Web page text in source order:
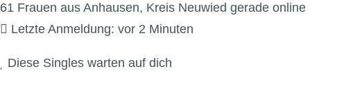
61 Frauen aus Anhausen, Kreis Neuwied gerade online
Letzte Anmeldung: vor 2 Minuten
Diese Singles warten auf dich